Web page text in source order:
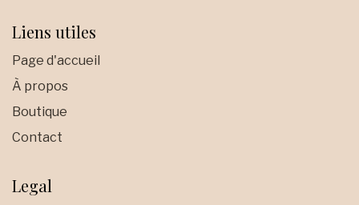
Liens utiles
Page d'accueil
À propos
Boutique
Contact
Legal